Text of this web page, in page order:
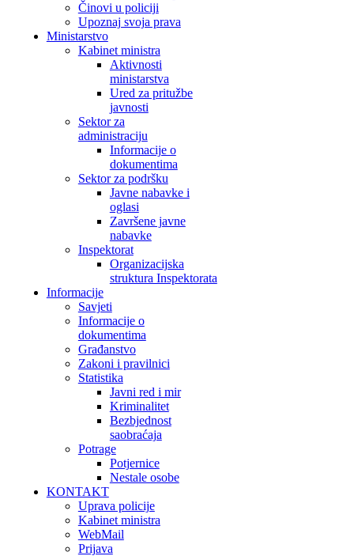
Činovi u policiji
Upoznaj svoja prava
Ministarstvo
Kabinet ministra
Aktivnosti
ministarstva
Ured za pritužbe
javnosti
Sektor za
administraciju
Informacije o
dokumentima
Sektor za podršku
Javne nabavke i
oglasi
Završene javne
nabavke
Inspektorat
Organizacijska
struktura Inspektorata
Informacije
Savjeti
Informacije o
dokumentima
Građanstvo
Zakoni i pravilnici
Statistika
Javni red i mir
Kriminalitet
Bezbjednost
saobraćaja
Potrage
Potjernice
Nestale osobe
KONTAKT
Uprava policije
Kabinet ministra
WebMail
Prijava